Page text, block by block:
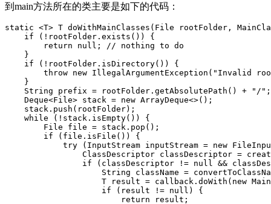
到main方法所在的类主要是如下的代码：
static <T> T doWithMainClasses ( File rootFolder ,
if
( ! rootFolder . exists ())
{
return
null ; // nothing to do
}
if
( ! rootFolder . isDirectory())
{
throw new IllegalArgumentException ( "Invalid
}
String
prefix = rootFolder . getAbsolutePath () + "/" ;
Deque<File> stack = new ArrayDeque<>() ;
stack . push ( rootFolder) ;
while
( ! stack . isEmpty())
{
File
file = stack . pop () ;
if
( file . isFile ())
{
try
( InputStream inputStream = new
ClassDescriptor classDescriptor =
if
( classDescriptor != null &&
String
className =
T
result = callback . doWith ( new
if
( result != null )
{
return
result ;